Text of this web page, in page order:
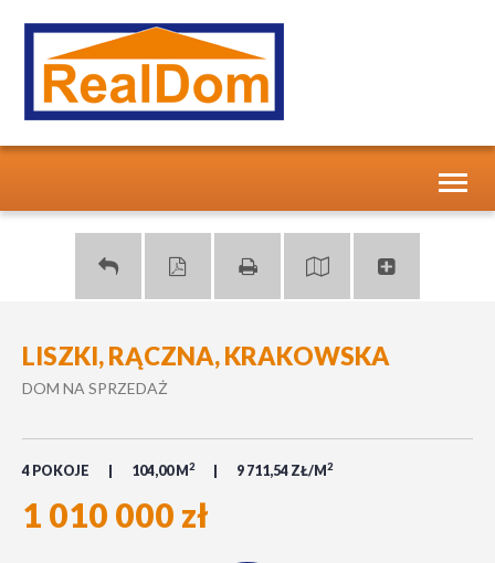
LISZKI, RĄCZNA, KRAKOWSKA
DOM NA SPRZEDAŻ
4 POKOJE 104,00 M 2 9 711,54 ZŁ/M 2
1 010 000 zł